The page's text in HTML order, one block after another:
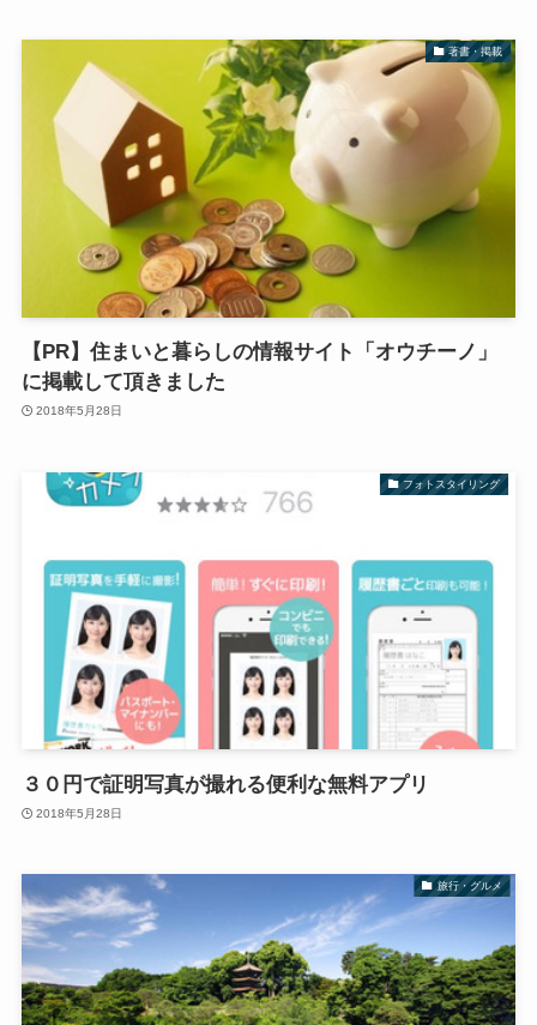
著書・掲載
【PR】住まいと暮らしの情報サイト「オウチーノ」
に掲載して頂きました
2018年5月28日
フォトスタイリング
３０円で証明写真が撮れる便利な無料アプリ
2018年5月28日
旅行・グルメ